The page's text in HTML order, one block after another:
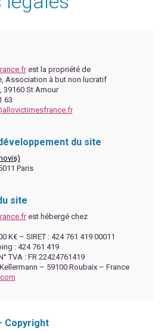
est la propriété de
Association à but non lucratif
39160 St Amour
63
du site
Paris
site
est hébergé chez
K€ – SIRET : 424 761 419 00011
: 424 761 419
TVA : FR 22424761419
– 59100 Roubaix – France
Copyright